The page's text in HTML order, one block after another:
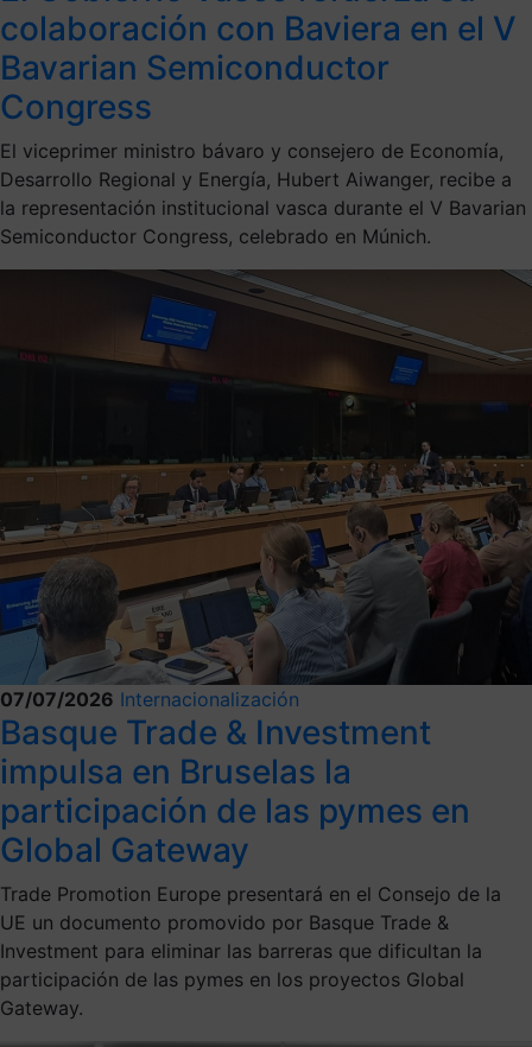
colaboración con Baviera en el V
Bavarian Semiconductor
Congress
El viceprimer ministro bávaro y consejero de Economía,
Desarrollo Regional y Energía, Hubert Aiwanger, recibe a
la representación institucional vasca durante el V Bavarian
Semiconductor Congress, celebrado en Múnich.
07/07/2026 Internacionalización
Basque Trade & Investment
impulsa en Bruselas la
participación de las pymes en
Global Gateway
Trade Promotion Europe presentará en el Consejo de la
UE un documento promovido por Basque Trade &
Investment para eliminar las barreras que dificultan la
participación de las pymes en los proyectos Global
Gateway.